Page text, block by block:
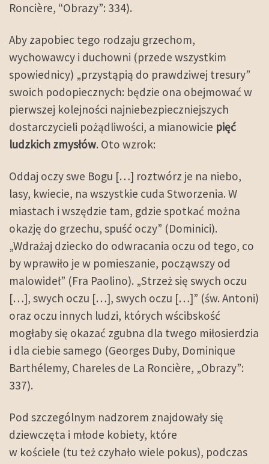
Roncière, “Obrazy”: 334).
Aby zapobiec tego rodzaju grzechom,
wychowawcy i duchowni (przede wszystkim
spowiednicy) „przystąpią do prawdziwej tresury”
swoich podopiecznych: będzie ona obejmować w
pierwszej kolejności najniebezpieczniejszych
dostarczycieli pożądliwości, a mianowicie pięć
ludzkich zmysłów. Oto wzrok:
Oddaj oczy swe Bogu […] roztwórz je na niebo,
lasy, kwiecie, na wszystkie cuda Stworzenia. W
miastach i wszędzie tam, gdzie spotkać można
okazję do grzechu, spuść oczy” (Dominici).
„Wdrażaj dziecko do odwracania oczu od tego, co
by wprawiło je w pomieszanie, począwszy od
malowideł” (Fra Paolino). „Strzeż się swych oczu
[…], swych oczu […], swych oczu […]” (św. Antoni)
oraz oczu innych ludzi, których wścibskość
mogłaby się okazać zgubna dla twego miłosierdzia
i dla ciebie samego (Georges Duby, Dominique
Barthélemy, Chareles de La Roncière, „Obrazy”:
337).
Pod szczególnym nadzorem znajdowały się
dziewczęta i młode kobiety, które
w kościele (tu też czyhało wiele pokus), podczas